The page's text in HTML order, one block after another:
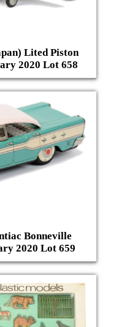
Lited Piston
2020 Lot 658
Bonneville
2020 Lot 659